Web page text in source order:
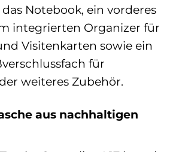
Notebook, ein vorderes
integrierten Organizer für
Visitenkarten sowie ein
für
weiteres Zubehör.
aus nachhaltigen